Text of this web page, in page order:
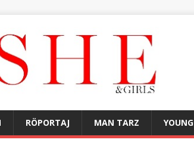
RÖPORTAJ MAN TARZ YOUNG